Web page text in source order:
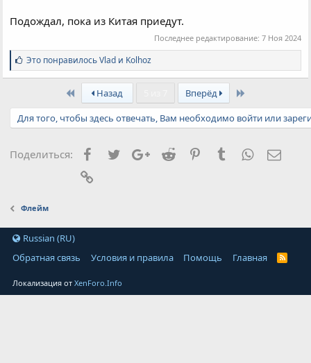
Подождал, пока из Китая приедут.
Последнее редактирование: 7 Ноя 2024
С
и
м
т
и
Это понравилосьVlad и Kolhoz
First Назад Вперёд
Для того, чтобы здесь отвечать, Вам необходимо войти или
Поделиться: Facebook
TwitterGoogle+
Reddit PinterestTumblrWhatsApp
Флейм
Russian (RU)
Обратная связь
Условия и правила Помощь Главная
Локализация отXenForo.Info